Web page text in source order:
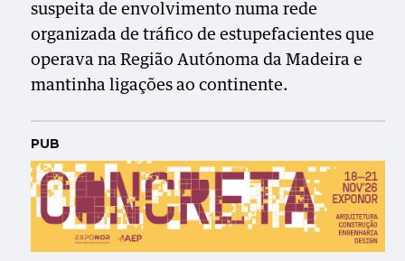
suspeita de envolvimento numa rede
organizada de tráfico de estupefacientes que
operava na Região Autónoma da Madeira e
mantinha ligações ao continente.
PUB